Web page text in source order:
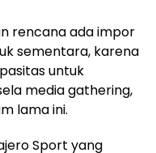
rencana ada impor
sementara, karena
untuk
media gathering,
lama ini.
Sport yang